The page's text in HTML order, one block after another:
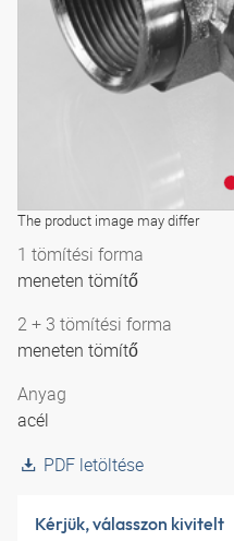
The product image may differ
1 tömítési forma
meneten tömítő
2 + 3 tömítési forma
meneten tömítő
Anyag
acél
PDF letöltése
Kérjük, válasszon kivitelt